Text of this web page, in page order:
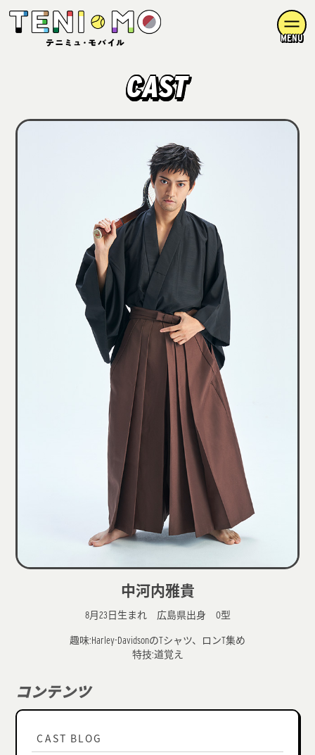
MENU
CAST
中河内雅貴
8月23日生まれ 広島県出身 O型
趣味:Harley-DavidsonのTシャツ、ロンT集め
特技:道覚え
コンテンツ
CAST BLOG